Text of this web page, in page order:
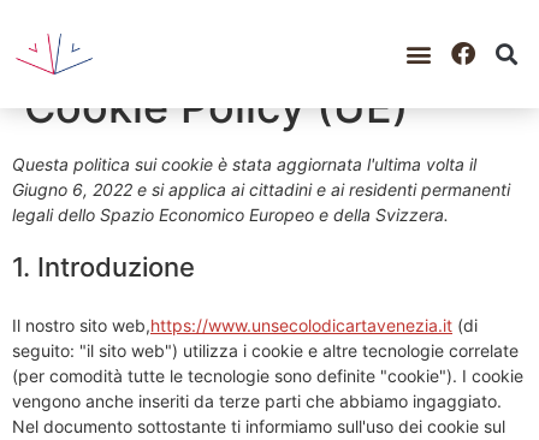
Cookie Policy (UE)
Questa politica sui cookie è stata aggiornata l'ultima volta il
Giugno 6, 2022 e si applica ai cittadini e ai residenti permanenti
legali dello Spazio Economico Europeo e della Svizzera.
1. Introduzione
Il nostro sito web,https://www.unsecolodicartavenezia.it (di
seguito: "il sito web") utilizza i cookie e altre tecnologie correlate
(per comodità tutte le tecnologie sono definite "cookie"). I cookie
vengono anche inseriti da terze parti che abbiamo ingaggiato.
Nel documento sottostante ti informiamo sull'uso dei cookie sul